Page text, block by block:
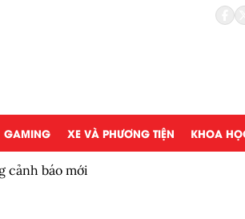
GAMING XE VÀ PHƯƠNG TIỆN KHOA
mới, LG ra mắt điều hòa LG